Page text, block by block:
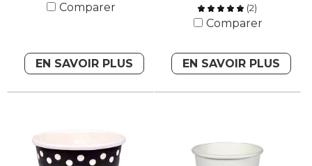
Comparer
EN SAVOIR PLUS
(2)
Comparer
EN SAVOIR PLUS